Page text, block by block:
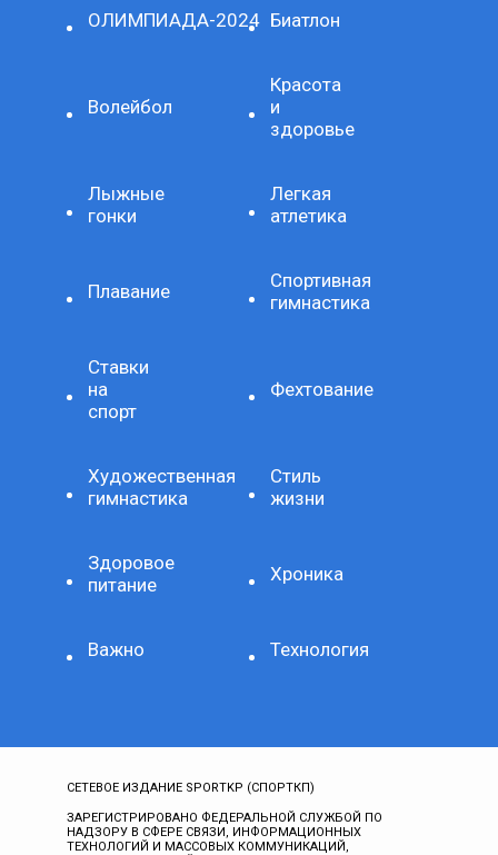
ОЛИМПИАДА-2024 Биатлон
Волейбол
Красота
и
здоровье
Лыжные
гонки
Легкая
атлетика
Плавание
Спортивная
гимнастика
Ставки
на
спорт
Фехтование
Художественная
гимнастика
Стиль
жизни
Здоровое
питание
Хроника
Важно Технология
СЕТЕВОЕ ИЗДАНИЕ SPORTKP (СПОРТКП)
ЗАРЕГИСТРИРОВАНО ФЕДЕРАЛЬНОЙ СЛУЖБОЙ ПО
НАДЗОРУ В СФЕРЕ СВЯЗИ, ИНФОРМАЦИОННЫХ
ТЕХНОЛОГИЙ И МАССОВЫХ КОММУНИКАЦИЙ,